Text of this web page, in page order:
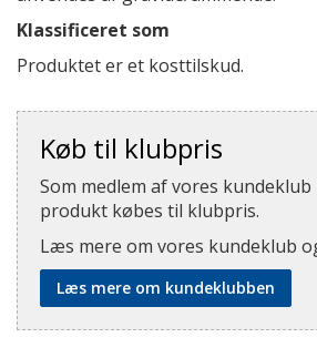
Klassificeret som
Produktet er et kosttilskud.
Køb til klubpris
Som medlem af vores
produkt købes til klubpris.
Læs mere om vores kundeklub
Læs mere om kundeklubben